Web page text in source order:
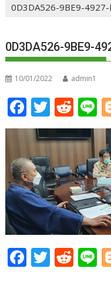
0D3DA526-9BE9-
0D3DA526-9BE9-
10/01/2022 admin1
F
ac
e
b
o
o
k
T
w
itt
er
R
e
d
di
t
n
e
F T R